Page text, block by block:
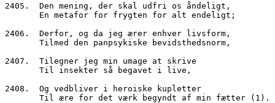
2405.  Den mening, der skal udfri os åndeligt,
       En metafor for frygten for alt endeligt;
2406.  Derfor, og da jeg ærer enhver livsform,
       Tilmed den panpsykiske bevidsthedsnorm,
2407.  Tilegner jeg min umage at skrive
       Til insekter så begavet i live,
2408.  Og vedbliver i heroiske kupletter
       Til ære for det værk begyndt af min fætter (1).